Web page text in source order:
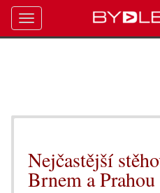
Nejčastější
Brnem a
Toggle
navigation